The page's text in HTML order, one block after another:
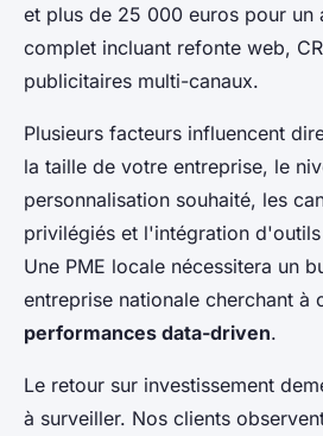
et plus de 25 000 euros pour un
complet incluant refonte web,
publicitaires multi-canaux.
Plusieurs facteurs influencent
la taille de votre entreprise, le
personnalisation souhaité, les
privilégiés et l'intégration
Une PME locale nécessitera un
entreprise nationale cherchant à
performances data-driven.
Le retour sur investissement
à surveiller. Nos clients